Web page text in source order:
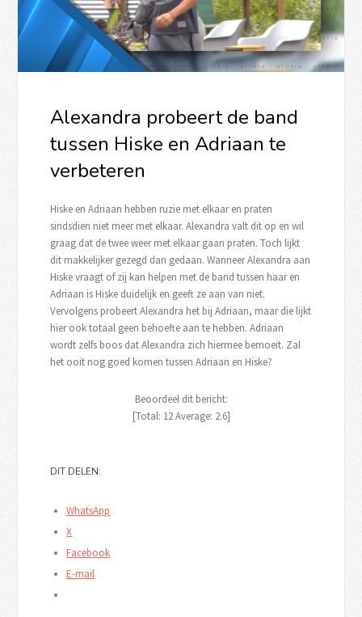
Alexandra probeert de band
tussen Hiske en Adriaan te
verbeteren
Hiske en Adriaan hebben ruzie met elkaar en praten
sindsdien niet meer met elkaar. Alexandra valt dit op en wil
graag dat de twee weer met elkaar gaan praten. Toch lijkt
dit makkelijker gezegd dan gedaan. Wanneer Alexandra aan
Hiske vraagt of zij kan helpen met de band tussen haar en
Adriaan is Hiske duidelijk en geeft ze aan van niet.
Vervolgens probeert Alexandra het bij Adriaan, maar die lijkt
hier ook totaal geen behoefte aan te hebben. Adriaan
wordt zelfs boos dat Alexandra zich hiermee bemoeit. Zal
het ooit nog goed komen tussen Adriaan en Hiske?
Beoordeel dit bericht:
[Total: 12Average: 2.6]
DIT DELEN:
WhatsApp
X
Facebook
E-mail